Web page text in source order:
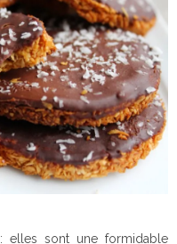
: elles sont une formidable